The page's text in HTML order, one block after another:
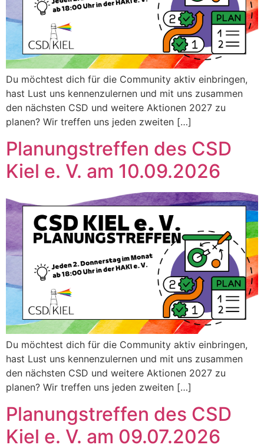
Du möchtest dich für die Community aktiv einbringen,
hast Lust uns kennenzulernen und mit uns zusammen
den nächsten CSD und weitere Aktionen 2027 zu
planen? Wir treffen uns jeden zweiten […]
Planungstreffen des CSD
Kiel e. V. am 10.09.2026
Du möchtest dich für die Community aktiv einbringen,
hast Lust uns kennenzulernen und mit uns zusammen
den nächsten CSD und weitere Aktionen 2027 zu
planen? Wir treffen uns jeden zweiten […]
Planungstreffen des CSD
Kiel e. V. am 09.07.2026